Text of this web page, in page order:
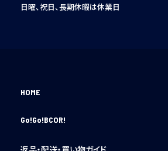
日曜、祝日、長期休暇は休業日
HOME
Go!Go!BCOR!